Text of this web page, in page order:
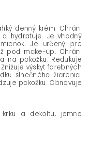
denný krém. Chráni
hydratuje. Je vhodný
Je určený pre
pod make-up. Chráni
na pokožku. Redukuje
výskyt farebných
slnečného žiarenia.
pokožku. Obnovuje
a dekoltu, jemne